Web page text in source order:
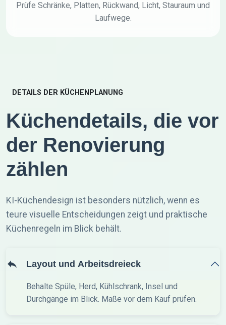
Prüfe Schränke, Platten, Rückwand, Licht, Stauraum und
Laufwege.
DETAILS DER KÜCHENPLANUNG
Küchendetails, die vor
der Renovierung
zählen
KI-Küchendesign ist besonders nützlich, wenn es
teure visuelle Entscheidungen zeigt und praktische
Küchenregeln im Blick behält.
Layout und Arbeitsdreieck
Behalte Spüle, Herd, Kühlschrank, Insel und
Durchgänge im Blick. Maße vor dem Kauf prüfen.